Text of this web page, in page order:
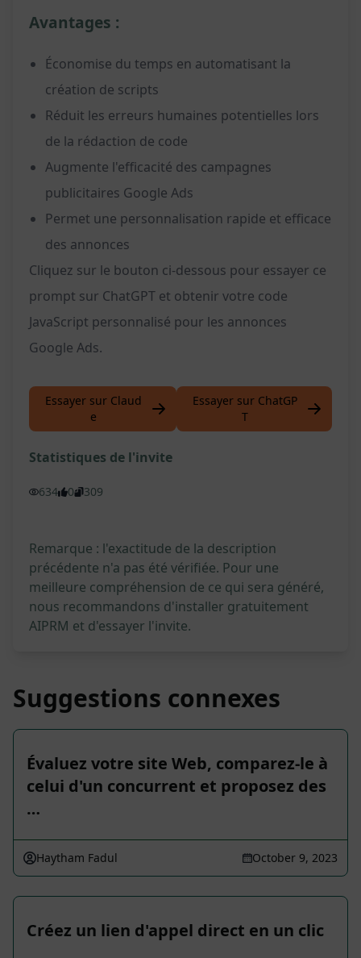
Avantages :
Économise du temps en automatisant la
création de scripts
Réduit les erreurs humaines potentielles lors
de la rédaction de code
Augmente l'efficacité des campagnes
publicitaires Google Ads
Permet une personnalisation rapide et efficace
des annonces
Cliquez sur le bouton ci-dessous pour essayer ce
prompt sur ChatGPT et obtenir votre code
JavaScript personnalisé pour les annonces
Google Ads.
Essayer sur Claud
e
Essayer sur ChatGP
T
Statistiques de l'invite
634 0 309
Remarque : l'exactitude de la description
précédente n'a pas été vérifiée. Pour une
meilleure compréhension de ce qui sera généré,
nous recommandons d'installer gratuitement
AIPRM et d'essayer l'invite.
Suggestions connexes
Évaluez votre site Web, comparez-le à
celui d'un concurrent et proposez des
…
Haytham Fadul October 9, 2023
Créez un lien d'appel direct en un clic